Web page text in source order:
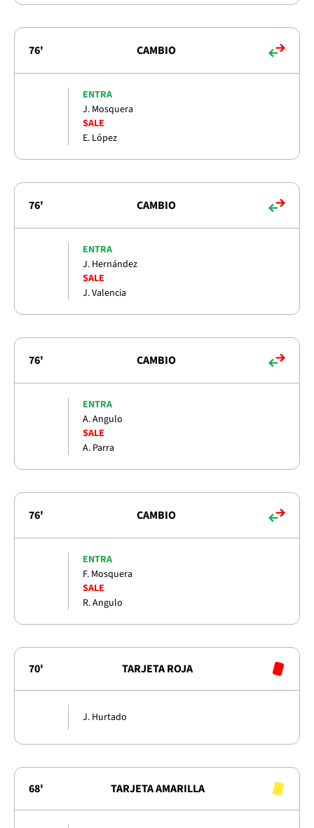
76' CAMBIO
ENTRA
J. Mosquera
SALE
E. López
76' CAMBIO
ENTRA
J. Hernández
SALE
J. Valencia
76' CAMBIO
ENTRA
A. Angulo
SALE
A. Parra
76' CAMBIO
ENTRA
F. Mosquera
SALE
R. Angulo
70' TARJETA ROJA
J. Hurtado
68' TARJETA AMARILLA